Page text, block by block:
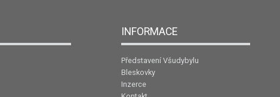
INFORMACE
Představení Všudybylu
Bleskovky
Inzerce